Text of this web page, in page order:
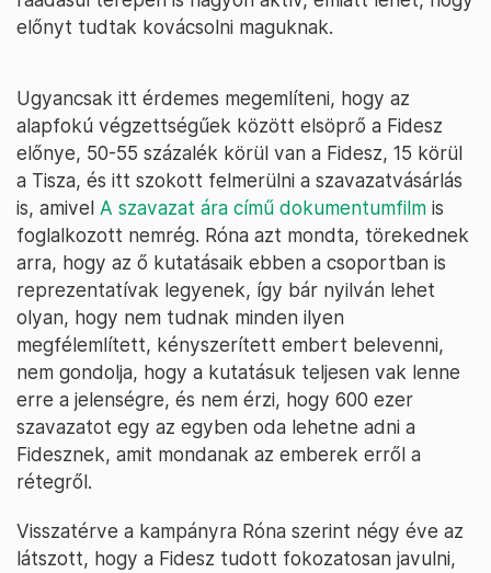
előnyt tudtak kovácsolni maguknak.
Ugyancsak itt érdemes megemlíteni, hogy az
alapfokú végzettségűek között elsöprő a Fidesz
előnye, 50-55 százalék körül van a Fidesz, 15 körül
a Tisza, és itt szokott felmerülni a szavazatvásárlás
is, amivel A szavazat ára című dokumentumfilm is
foglalkozott nemrég. Róna azt mondta, törekednek
arra, hogy az ő kutatásaik ebben a csoportban is
reprezentatívak legyenek, így bár nyilván lehet
olyan, hogy nem tudnak minden ilyen
megfélemlített, kényszerített embert belevenni,
nem gondolja, hogy a kutatásuk teljesen vak lenne
erre a jelenségre, és nem érzi, hogy 600 ezer
szavazatot egy az egyben oda lehetne adni a
Fidesznek, amit mondanak az emberek erről a
rétegről.
Visszatérve a kampányra Róna szerint négy éve az
látszott, hogy a Fidesz tudott fokozatosan javulni,